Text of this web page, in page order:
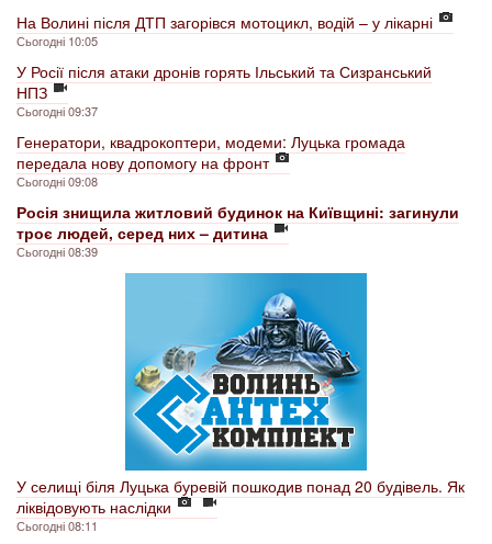
На Волині після ДТП загорівся мотоцикл, водій – у лікарні
Сьогодні 10:05
У Росії після атаки дронів горять Ільський та Сизранський
НПЗ
Сьогодні 09:37
Генератори, квадрокоптери, модеми: Луцька громада
передала нову допомогу на фронт
Сьогодні 09:08
Росія знищила житловий будинок на Київщині: загинули
троє людей, серед них – дитина
Сьогодні 08:39
У селищі біля Луцька буревій пошкодив понад 20 будівель. Як
ліквідовують наслідки
Сьогодні 08:11